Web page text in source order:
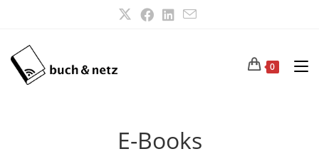
0
E-Books